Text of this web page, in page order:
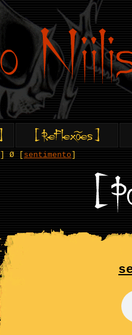
] Ø [ sentimento